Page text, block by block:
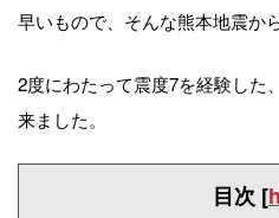
早いもので、そんな熊本地震か
2度にわたって震度7を経験した
来ました。
目次 [